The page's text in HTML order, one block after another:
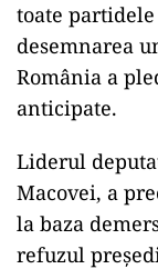
toate
desemnarea
România a
anticipate.
Liderul
Macovei, a
la baza
refuzul